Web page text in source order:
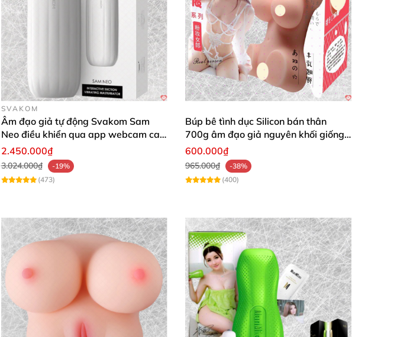
SVAKOM
Âm đạo giả tự động Svakom Sam
Neo điều khiển qua app webcam cao
cấp
2.450.000₫
3.024.000₫
-19%
(473)
Búp bê tình dục Silicon bán thân
700g âm đạo giả nguyên khối giống
thật
600.000₫
965.000₫
-38%
(400)